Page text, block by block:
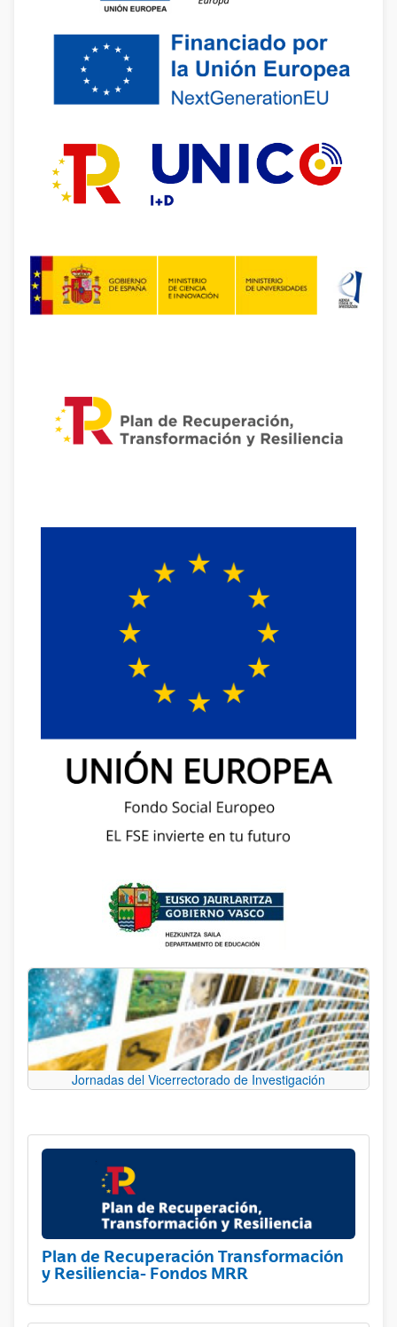
Jornadas del Vicerrectorado de Investigación
Plan de Recuperación Transformación
y Resiliencia- Fondos MRR